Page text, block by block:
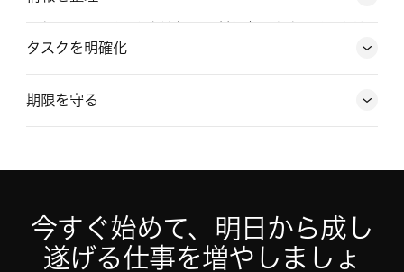
やるべきタスク、優先度の高いタスク、そして期日を把
タスクを明確化
期限を守る
今すぐ Asana を試す
今すぐ始めて、明日から成し
遂げる仕事を増やしましょ